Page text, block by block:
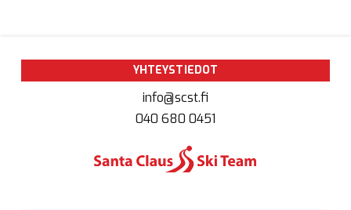
YHTEYSTIEDOT
info@scst.fi
040 680 0451